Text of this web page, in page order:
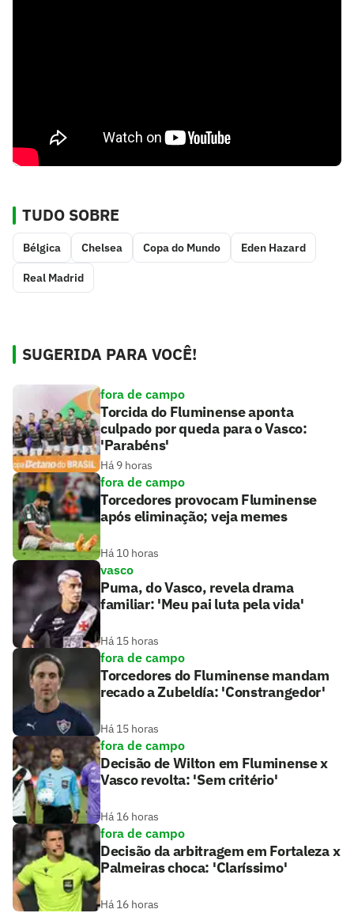
TUDO SOBRE
Bélgica Chelsea Copa do Mundo Eden Hazard
Real Madrid
SUGERIDA PARA VOCÊ!
fora de campo
Torcida do Fluminense aponta
culpado por queda para o Vasco:
'Parabéns'
Há 9 horas
fora de campo
Torcedores provocam Fluminense
após eliminação; veja memes
Há 10 horas
vasco
Puma, do Vasco, revela drama
familiar: 'Meu pai luta pela vida'
Há 15 horas
fora de campo
Torcedores do Fluminense mandam
recado a Zubeldía: 'Constrangedor'
Há 15 horas
fora de campo
Decisão de Wilton em Fluminense x
Vasco revolta: 'Sem critério'
Há 16 horas
fora de campo
Decisão da arbitragem em Fortaleza x
Palmeiras choca: 'Claríssimo'
Há 16 horas